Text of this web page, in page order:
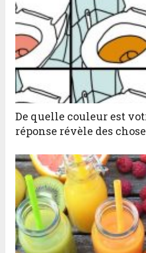
De quelle couleur est
réponse révèle des